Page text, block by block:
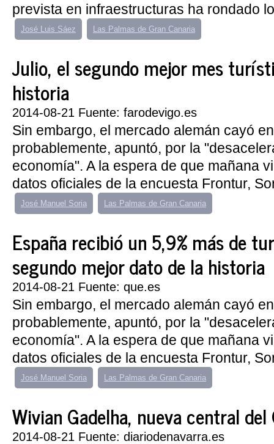
prevista en infraestructuras ha rondado
José Luis Sáez Las Palmas de Gran Canaria
Julio, el segundo mejor mes
historia
2014-08-21 Fuente: farodevigo.es
Sin embargo, el mercado alemán cayó
probablemente, apuntó, por la
economía". A la espera de que mañana
datos oficiales de la encuesta Frontur,
José Manuel Soria Las Palmas de Gran Canaria
España recibió un 5,9% más de
segundo mejor dato de la historia
2014-08-21 Fuente: que.es
Sin embargo, el mercado alemán cayó
probablemente, apuntó, por la
economía". A la espera de que mañana
datos oficiales de la encuesta Frontur,
José Manuel Soria Las Palmas de Gran Canaria
Wivian Gadelha, nueva central
2014-08-21 Fuente: diariodenavarra.es